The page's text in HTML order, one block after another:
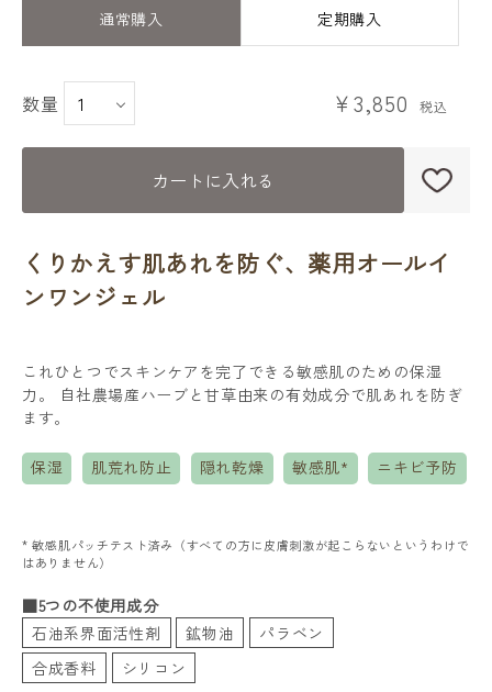
通常購入 定期購入
数量 ￥3,850
カートに入れる
くりかえす肌あれを防ぐ、薬用オールイ
ンワンジェル
これひとつでスキンケアを完了できる敏感肌のための保湿
力。 自社農場産ハーブと甘草由来の有効成分で肌あれを防ぎ
ます。
保湿 肌荒れ防止 隠れ乾燥 敏感肌* ニキビ予防
* 敏感肌パッチテスト済み（すべての方に皮膚刺激が起こらないというわけで
はありません）
■5つの不使用成分
石油系界面活性剤
鉱物油
パラベン
合成香料
シリコン